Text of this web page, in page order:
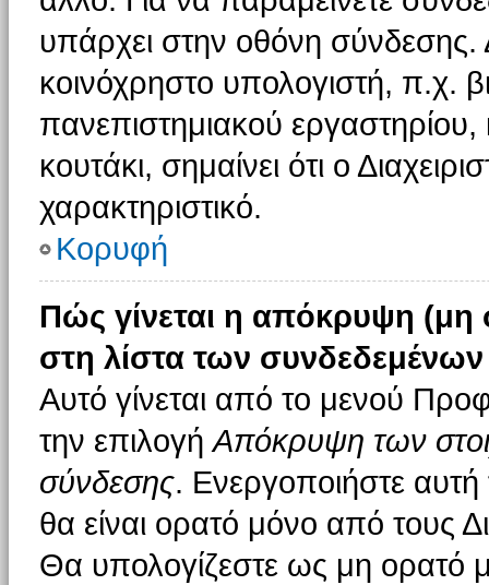
υπάρχει στην οθόνη σύνδεσης.
κοινόχρηστο υπολογιστή, π.χ.
πανεπιστημιακού
κουτάκι, σημαίνει ότι ο
χαρακτηριστικό.
Κορυφή
Πώς γίνεται η απόκρυψη
στη λίστα των
Αυτό γίνεται από το μενού
την επιλογήΑπόκρυψη των
σύνδεσης. Ενεργοποιήστε
θα είναι ορατό μόνο από τους
Θα υπολογίζεστε ως μη ορατό